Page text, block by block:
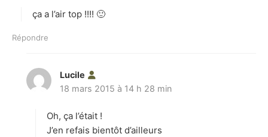
ça a l’air top !!!! 🙂
Répondre
Lucile
i
:
18 mars 2015 à 14 h 28 min
Oh, ça l’était !
J’en refais bientôt d’ailleurs